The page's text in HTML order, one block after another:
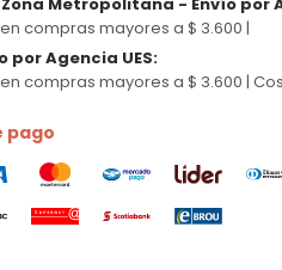
compras mayores a $ 3.600 |
por Agencia UES:
compras mayores a $ 3.600 |
pago